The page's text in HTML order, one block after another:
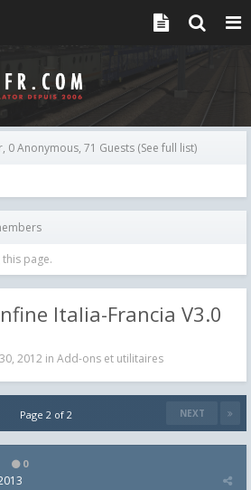
0 Anonymous, 71 Guests (See full list)
page.
Italia-Francia V3.0
2012 in Add-ons et utilitaires
NEXT
Page 2 of 2
0